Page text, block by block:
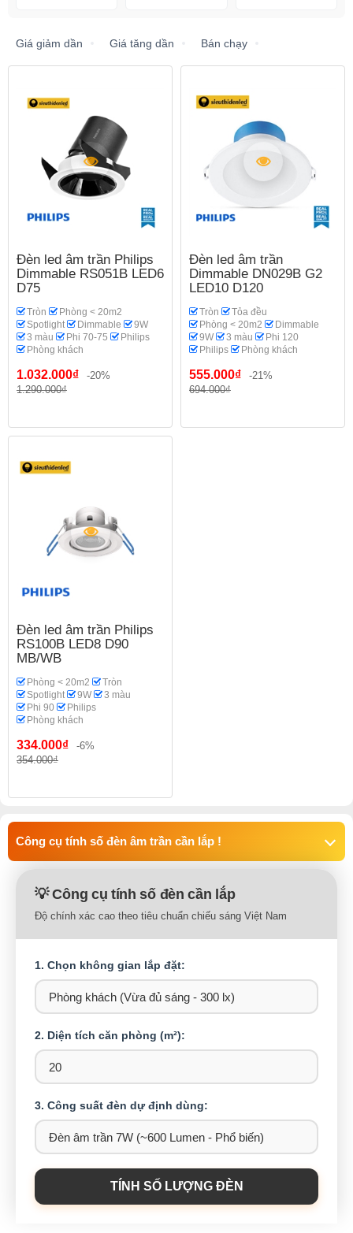
Giá giảm dần Giá tăng dần Bán chạy
Đèn led âm trần Philips
Dimmable RS051B LED6
D75
Tròn
Phòng < 20m2
Spotlight
Dimmable
9W
3 màu
Phi 70-75
Philips
Phòng khách
1.032.000₫
-20%
1.290.000₫
Đèn led âm trần
Dimmable DN029B G2
LED10 D120
Tròn
Tỏa đều
Phòng < 20m2
Dimmable
9W
3 màu
Phi 120
Philips
Phòng khách
555.000₫
-21%
694.000₫
Đèn led âm trần Philips
RS100B LED8 D90
MB/WB
Phòng < 20m2
Tròn
Spotlight
9W
3 màu
Phi 90
Philips
Phòng khách
334.000₫
-6%
354.000₫
Công cụ tính số đèn âm trần cần lắp !
💡 Công cụ tính số đèn cần lắp
Độ chính xác cao theo tiêu chuẩn chiếu sáng Việt Nam
1. Chọn không gian lắp đặt:
2. Diện tích căn phòng (m²):
3. Công suất đèn dự định dùng:
TÍNH SỐ LƯỢNG ĐÈN